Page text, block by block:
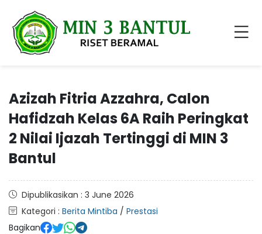
Azizah Fitria Azzahra, Calon
Hafidzah Kelas 6A Raih Peringkat
2 Nilai Ijazah Tertinggi di MIN 3
Bantul
Dipublikasikan : 3 June 2026
Kategori : Berita Mintiba / Prestasi
Bagikan